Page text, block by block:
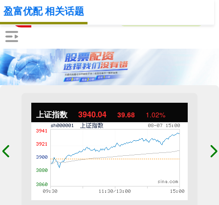
上证指数 3940.04 39.68 1.02%
盈富优配 相关话题